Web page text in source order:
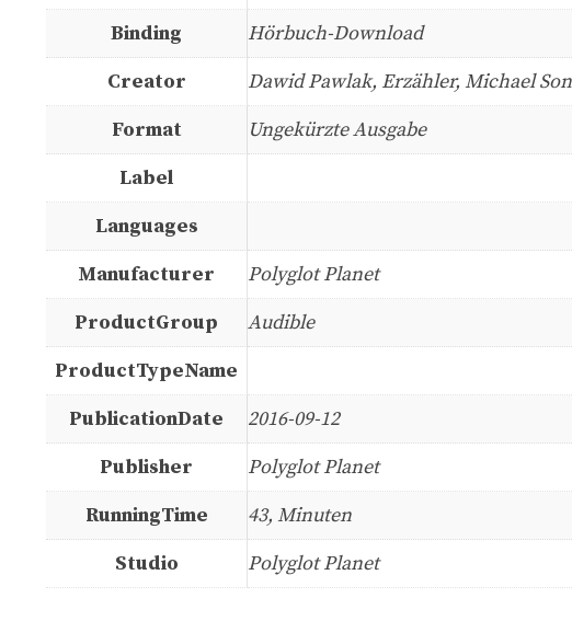
Binding
Hörbuch-Download
Creator
Dawid Pawlak, Erzähler, Michael
Format
Ungekürzte Ausgabe
Label
Languages
Manufacturer
Polyglot Planet
ProductGroup
Audible
ProductTypeName
PublicationDate
2016-09-12
Publisher
Polyglot Planet
RunningTime
43, Minuten
Studio
Polyglot Planet